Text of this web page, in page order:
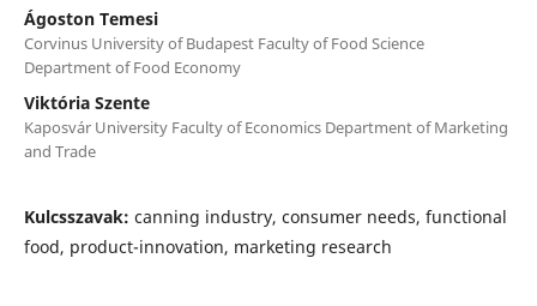
Ágoston Temesi
Corvinus University of Budapest Faculty of Food Science
Department of Food Economy
Viktória Szente
Kaposvár University Faculty of Economics Department of Marketing
and Trade
Kulcsszavak: canning industry, consumer needs, functional
food, product-innovation, marketing research